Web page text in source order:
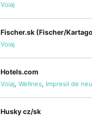
Voiaj
Fischer.sk (Fischer/
Voiaj
Hotels.com
Voiaj, Wellnes, Impresii de
Husky cz/sk